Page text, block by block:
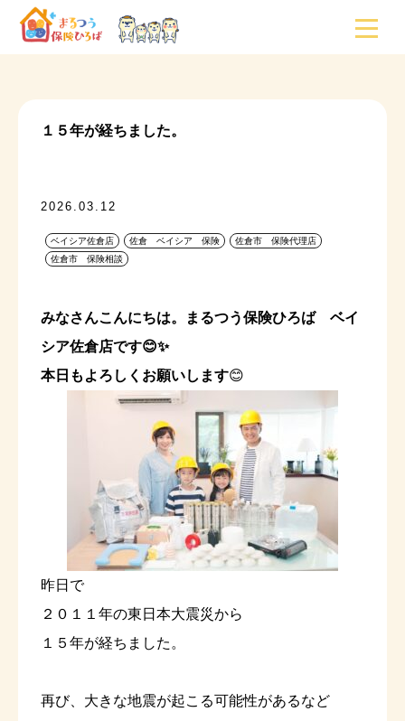
１５年が経ちました。
2026.03.12
ベイシア佐倉店 佐倉 ベイシア 保険
佐倉市 保険代理店
佐倉市 保険相談
みなさんこんにちは。まるつう保険ひろば ベイ
シア佐倉店です😊✨
本日もよろしくお願いします😊
昨日で
２０１１年の東日本大震災から
１５年が経ちました。
再び、大きな地震が起こる可能性があるなど